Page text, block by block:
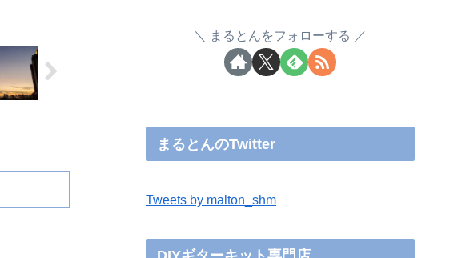
まるとんをフォローする
まるとんのTwitter
Tweets by malton_shm